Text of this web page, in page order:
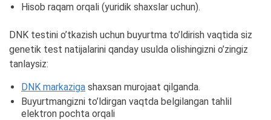
Hisob raqam orqali (yuridik shaxslar uchun).
DNK testini o’tkazish uchun buyurtma to’ldirish vaqtida siz
genetik test natijalarini qanday usulda olishingizni o’zingiz
tanlaysiz:
DNK markaziga shaxsan murojaat qilganda.
Buyurtmangizni to’ldirgan vaqtda belgilangan tahlil
elektron pochta orqali